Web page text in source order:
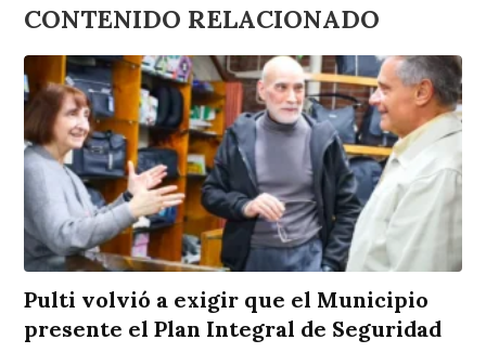
CONTENIDO RELACIONADO
Pulti volvió a exigir que el Municipio
presente el Plan Integral de Seguridad